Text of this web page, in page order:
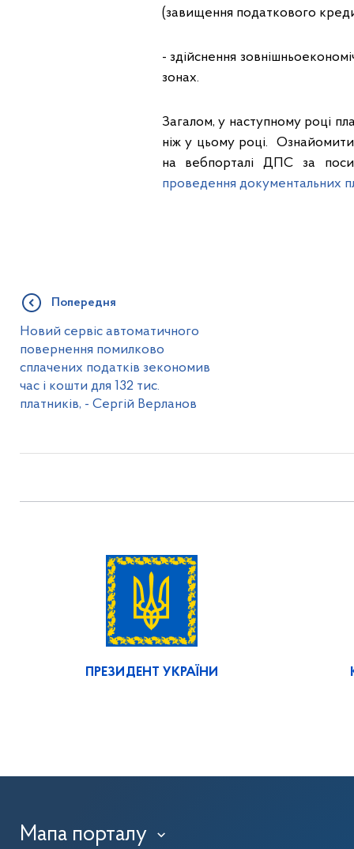
(завищення податкового
- здійснення
зонах.
Загалом, у наступному році
ніж у цьому році.
на вебпорталі ДПС за
проведення документальних
Попередня
Новий сервіс автоматичного
повернення помилково
сплачених податків зекономив
час і кошти для 132 тис.
платників, - Сергій Верланов
ПРЕЗИДЕНТ УКРАЇНИ
Мапа порталу ›